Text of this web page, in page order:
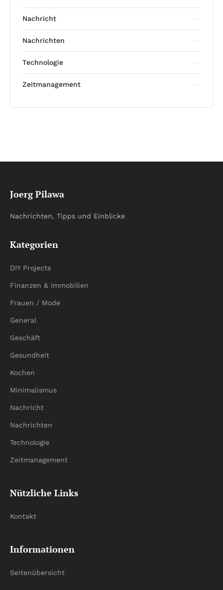
Nachricht
Nachrichten
Technologie
Zeitmanagement
Joerg Pilawa
Nachrichten, Tipps und Einblicke
Kategorien
DIY Projects
Finanzen & Immobilien
Frauen / Mode
General
Geschäft
Gesundheit
Kochen
Minimalismus
Nachricht
Nachrichten
Technologie
Zeitmanagement
Nützliche Links
Kontakt
Informationen
Seitenübersicht